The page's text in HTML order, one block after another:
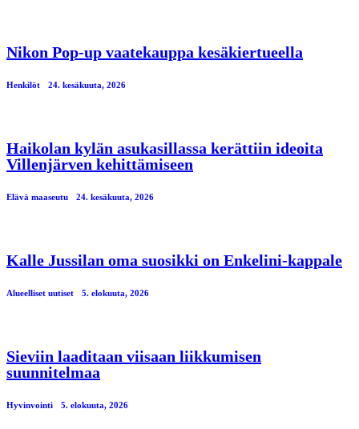
Nikon Pop-up vaatekauppa kesäkiertueella
Henkilöt 24. kesäkuuta, 2026
Haikolan kylän asukasillassa kerättiin ideoita
Villenjärven kehittämiseen
Elävä maaseutu 24. kesäkuuta, 2026
Kalle Jussilan oma suosikki on Enkelini-kappale
Alueelliset uutiset 5. elokuuta, 2026
Sieviin laaditaan viisaan liikkumisen
suunnitelmaa
Hyvinvointi 5. elokuuta, 2026